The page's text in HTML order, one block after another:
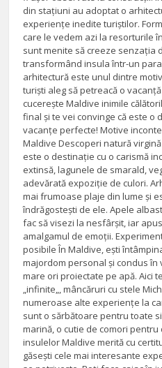
din stațiuni au adoptat o
experiențe inedite turiștilor.
care le vedem azi la resorturile
sunt menite să creeze senzația
transformând insula într-un
arhitectură este unul dintre
turiști aleg să petreacă o
cucerește Maldive inimile
final și te vei convinge că este o
vacanțe perfecte! Motive
Maldive Descoperi natură
este o destinație cu o carismă
extinsă, lagunele de smarald,
adevărată expoziție de culori.
mai frumoase plaje din lume și
îndrăgostești de ele. Apele
fac să visezi la nesfârșit, iar
amalgamul de emoții.
posibile În Maldive, ești
majordom personal și condus în
mare ori proiectate pe apă. Aici
„infinite„, mâncăruri cu stele
numeroase alte experiențe la
sunt o sărbătoare pentru toate
marină, o cutie de comori
insulelor Maldive merită cu
găsești cele mai interesante